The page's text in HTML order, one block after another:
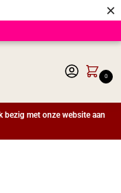
×
0
bezig met onze website aan